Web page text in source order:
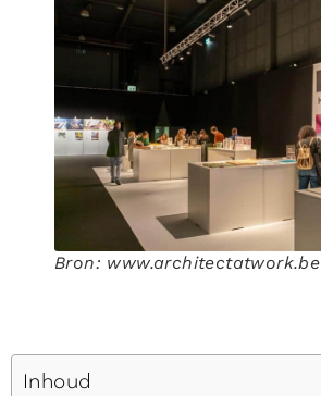
Bron: www.architectatwork.be
Inhoud